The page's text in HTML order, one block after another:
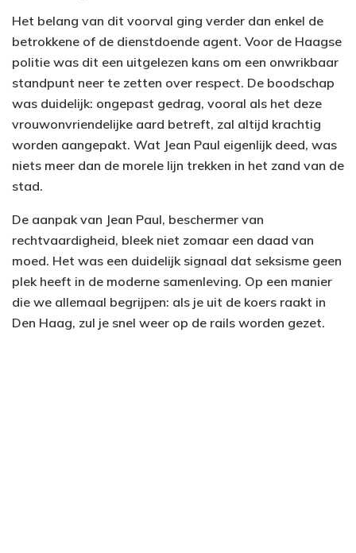
Het belang van dit voorval ging verder dan enkel de
betrokkene of de dienstdoende agent. Voor de Haagse
politie was dit een uitgelezen kans om een onwrikbaar
standpunt neer te zetten over respect. De boodschap
was duidelijk: ongepast gedrag, vooral als het deze
vrouwonvriendelijke aard betreft, zal altijd krachtig
worden aangepakt. Wat Jean Paul eigenlijk deed, was
niets meer dan de morele lijn trekken in het zand van de
stad.
De aanpak van Jean Paul, beschermer van
rechtvaardigheid, bleek niet zomaar een daad van
moed. Het was een duidelijk signaal dat seksisme geen
plek heeft in de moderne samenleving. Op een manier
die we allemaal begrijpen: als je uit de koers raakt in
Den Haag, zul je snel weer op de rails worden gezet.